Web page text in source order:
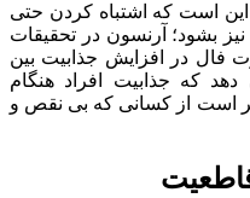
است که اشتباه کردن حتی
بشود؛ آرنسون در تحقیقات
فال در افزایش جذابیت بین
که جذابیت افراد هنگام
است از کسانی که بی نقص و